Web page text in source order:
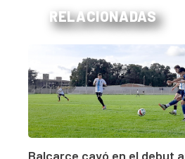
RELACIONADAS
Balcarce cayó en el debut